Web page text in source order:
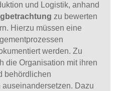
und Logistik, anhand
zu bewerten
Hierzu müssen eine
werden. Zu
die Organisation mit ihren
behördlichen
Dazu